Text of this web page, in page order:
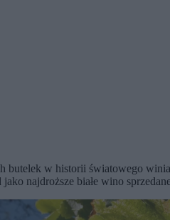
butelek w historii światowego
najdroższe białe wino